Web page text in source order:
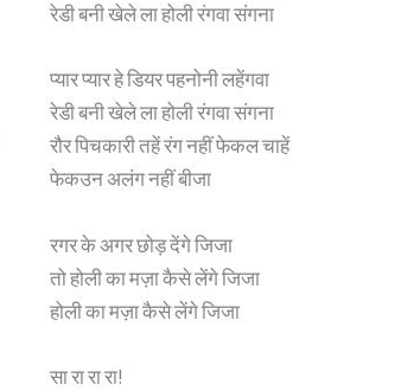
रेडी बनी खेले ला होली रंगवा संगना
प्यार प्यार हे डियर पहनोनी लहेंगवा
रेडी बनी खेले ला होली रंगवा संगना
रौर पिचकारी तहें रंग नहीं फेकल चाहें
फेकउन अलंग नहीं बीजा
रगर के अगर छोड़ देंगे जिजा
तो होली का मज़ा कैसे लेंगे जिजा
होली का मज़ा कैसे लेंगे जिजा
सा रा रा रा!